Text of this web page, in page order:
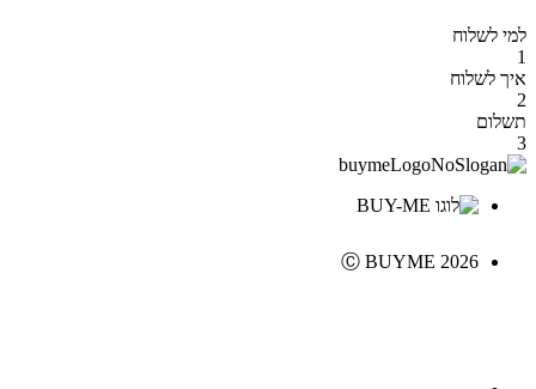
למי לשלוח
1
איך לשלוח
2
תשלום
3
Ⓒ BUYME 2026